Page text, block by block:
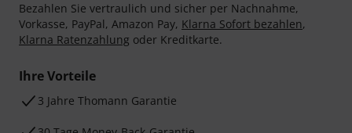
Bezahlen Sie vertraulich und sicher per Nachnahme,
Vorkasse, PayPal, Amazon Pay, Klarna Sofort bezahlen,
Klarna Ratenzahlung oder Kreditkarte.
Ihre Vorteile
3 Jahre Thomann Garantie